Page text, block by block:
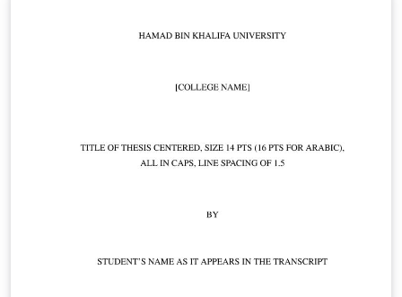
ragraph-file/2019-03/Normas_de_estilo_tese_gl.pdf (EN)
doctoral theses of the International Doctoral School of
https://www.uvigo.gal/sites/uvigo.gal/files/contents/pa
ragraph-file/2019-03/Normas_de_estilo_tese_en.pdf